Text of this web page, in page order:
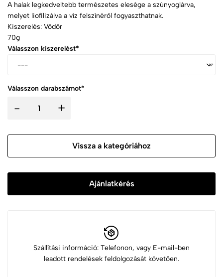
A halak legkedveltebb természetes elesége a szúnyoglárva,
melyet liofilizálva a víz felszínéről fogyaszthatnak.
Kiszerelés: Vödör
70g
Válasszon kiszerelést*
Válasszon darabszámot*
- +
Vissza a kategóriához
Ajánlatkérés
Szállítási információ: Telefonon, vagy E-mail-ben
leadott rendelések feldolgozását követően.